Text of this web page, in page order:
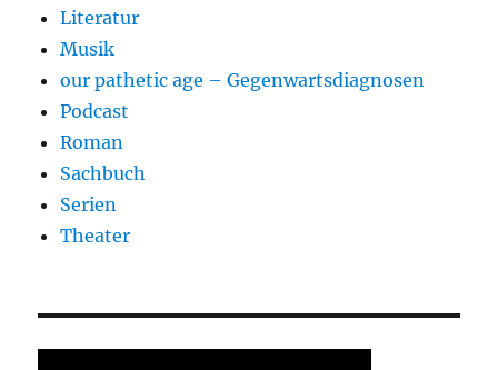
Literatur
Musik
our pathetic age – Gegenwartsdiagnosen
Podcast
Roman
Sachbuch
Serien
Theater